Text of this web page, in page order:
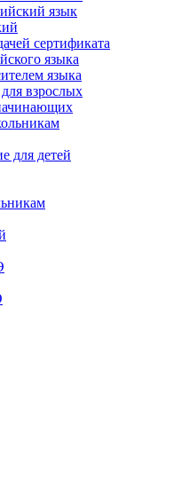
язык
сертификата
языка
языка
взрослых
для детей